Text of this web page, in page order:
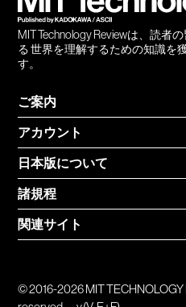
MIT Technology Reviewは、読者
る 世界を理解するための知識を
す。
ご案内
アカウント
日本版について
諸規程
関連サイト
© 2016-2026 MIT TECHNOLOGY